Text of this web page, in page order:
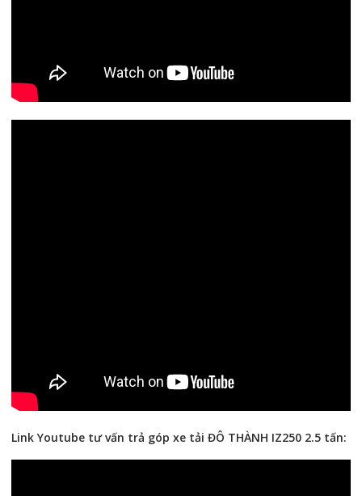
Link Youtube tư vấn trả góp xe tải ĐÔ THÀNH IZ250 2.5 tấn: